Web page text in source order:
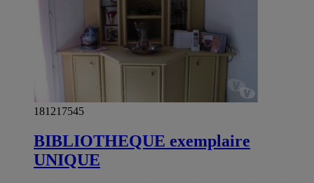
181217545
BIBLIOTHEQUE exemplaire
UNIQUE